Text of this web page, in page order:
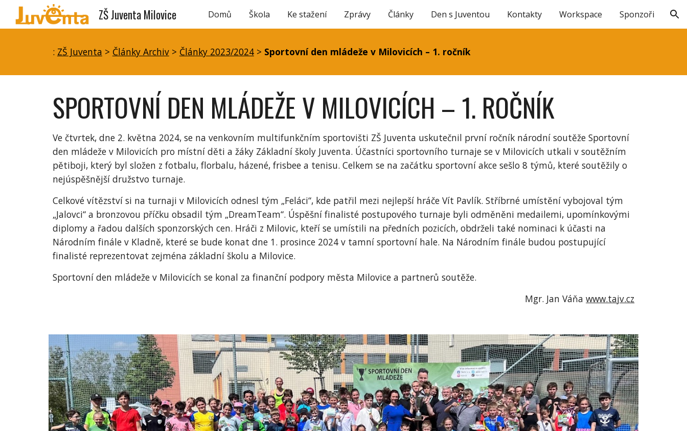
Skip to main content Skip to navigation
ZŠ Juventa Milovice Domů Škola Ke stažení Zprávy Články Den s Juventou Kontakty Workspace Sponzoři
: ZŠ Juventa > Články Archiv > Články 2023/2024> Sportovní den mládeže v Milovicích – 1. ročník
SPORTOVNÍ DEN MLÁDEŽE V MILOVICÍCH – 1. ROČNÍK
Ve čtvrtek, dne 2. května 2024, se na venkovním multifunkčním sportovišti ZŠ Juventa uskutečnil první ročník národní soutěže Sportovní
den mládeže v Milovicích pro místní děti a žáky Základní školy Juventa. Účastníci sportovního turnaje se v Milovicích utkali v soutěžním
pětiboji, který byl složen z fotbalu, florbalu, házené, frisbee a tenisu. Celkem se na začátku sportovní akce sešlo 8 týmů, které soutěžily o
nejúspěšnější družstvo turnaje.
Celkové vítězství si na turnaji v Milovicích odnesl tým „Feláci“, kde patřil mezi nejlepší hráče Vít Pavlík. Stříbrné umístění vybojoval tým
„Jalovci“ a bronzovou příčku obsadil tým „DreamTeam“. Úspěšní finalisté postupového turnaje byli odměněni medailemi, upomínkovými
diplomy a řadou dalších sponzorských cen. Hráči z Milovic, kteří se umístili na předních pozicích, obdrželi také nominaci k účasti na
Národním finále v Kladně, které se bude konat dne 1. prosince 2024 v tamní sportovní hale. Na Národním finále budou postupující
finalisté reprezentovat zejména základní školu a Milovice.
Sportovní den mládeže v Milovicích se konal za finanční podpory města Milovice a partnerů soutěže.
Mgr. Jan Váňawww.tajv.cz